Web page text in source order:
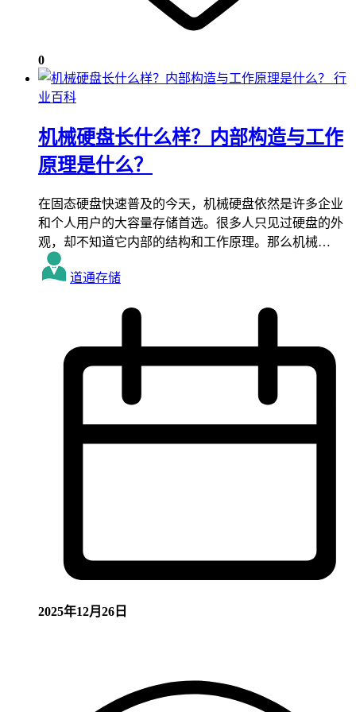
0
行
业百科
机械硬盘长什么样？内部构造与工作
原理是什么？
在固态硬盘快速普及的今天，机械硬盘依然是许多企业
和个人用户的大容量存储首选。很多人只见过硬盘的外
观，却不知道它内部的结构和工作原理。那么机械…
道通存储
2025年12月26日